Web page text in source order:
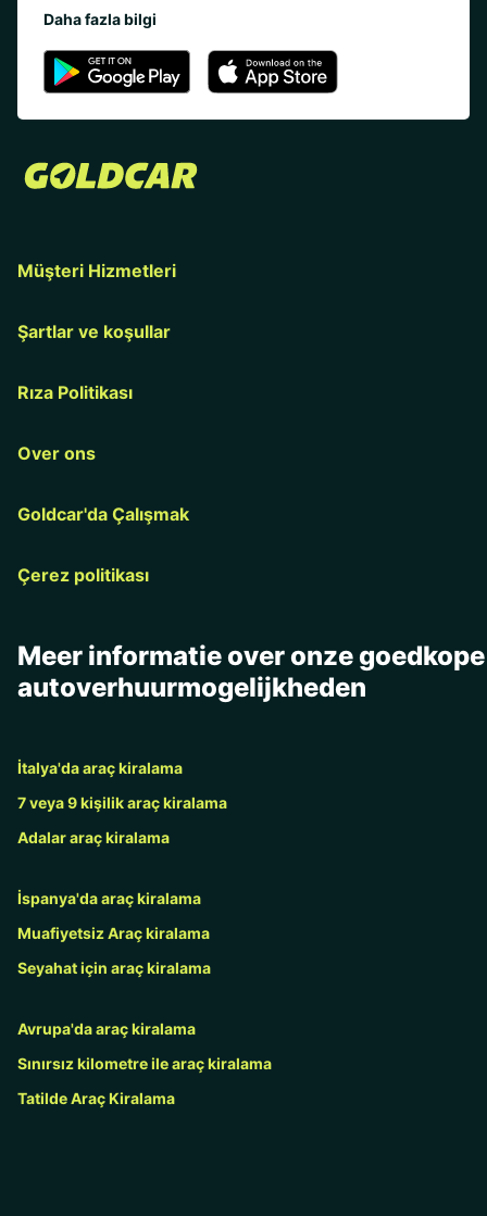
Daha fazla bilgi
Müşteri Hizmetleri
Şartlar ve koşullar
Rıza Politikası
Over ons
Goldcar'da Çalışmak
Çerez politikası
Meer informatie over onze goedkope
autoverhuurmogelijkheden
İtalya'da araç kiralama
7 veya 9 kişilik araç kiralama
Adalar araç kiralama
İspanya'da araç kiralama
Muafiyetsiz Araç kiralama
Seyahat için araç kiralama
Avrupa'da araç kiralama
Sınırsız kilometre ile araç kiralama
Tatilde Araç Kiralama